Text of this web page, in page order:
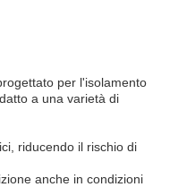
per l'isolamento
a una varietà di
riducendo il rischio di
anche in condizioni